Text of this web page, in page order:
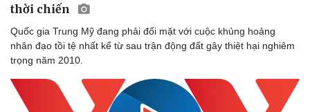
thời chiến
Quốc gia Trung Mỹ đang phải đối mặt với cuộc khủng hoảng
nhân đạo tồi tệ nhất kể từ sau trận động đất gây thiệt hại nghiêm
trọng năm 2010.